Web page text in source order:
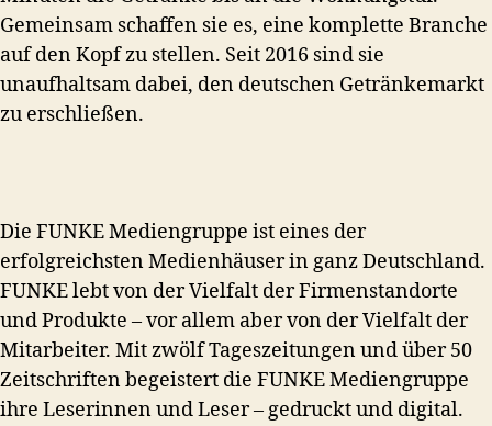
Gemeinsam schaffen sie es, eine komplette Branche
auf den Kopf zu stellen. Seit 2016 sind sie
unaufhaltsam dabei, den deutschen Getränkemarkt
zu erschließen.
Die FUNKE Mediengruppe ist eines der
erfolgreichsten Medienhäuser in ganz Deutschland.
FUNKE lebt von der Vielfalt der Firmenstandorte
und Produkte – vor allem aber von der Vielfalt der
Mitarbeiter. Mit zwölf Tageszeitungen und über 50
Zeitschriften begeistert die FUNKE Mediengruppe
ihre Leserinnen und Leser – gedruckt und digital.